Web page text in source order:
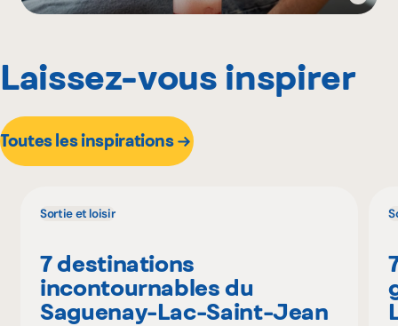
Laissez-vous inspirer
Toutes les inspirations
Sortie et loisir
7 destinations
incontournables du
Saguenay-Lac-Saint-Jean